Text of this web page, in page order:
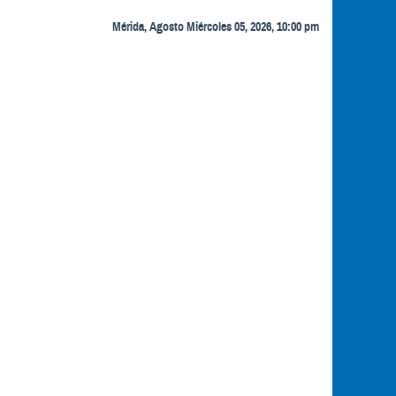
Mérida, Agosto Miércoles 05, 2026, 10:00 pm